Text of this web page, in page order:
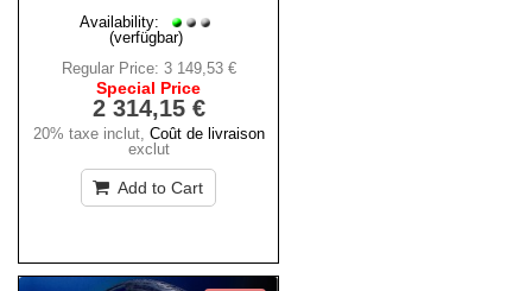
Availability:
(verfügbar)
Regular Price: 3 149,53 €
Special Price
2 314,15 €
20% taxe inclut, Coût de livraison
exclut
Add to Cart